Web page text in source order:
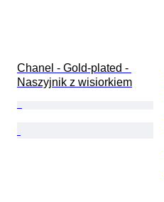
Chanel - Gold-plated -
Naszyjnik z wisiorkiem